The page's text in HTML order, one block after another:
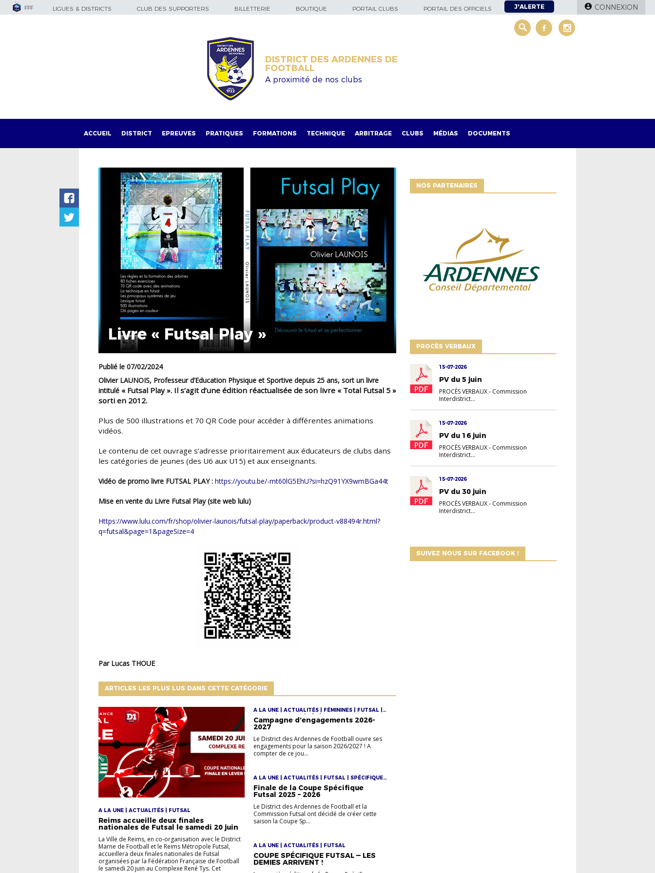
FFF LIGUES & DISTRICTS CLUB DES SUPPORTERS BILLETTERIE BOUTIQUE PORTAIL CLUBS PORTAIL DES OFFICIELS J'ALERTE CONNEXION
DISTRICT DES ARDENNES DE
FOOTBALL
A proximité de nos clubs
ACCUEIL DISTRICT EPREUVES PRATIQUES FORMATIONS TECHNIQUE ARBITRAGE CLUBS MÉDIAS DOCUMENTS
Livre « Futsal Play »
Publié le 07/02/2024
Olivier LAUNOIS, Professeur d’Education Physique et Sportive depuis 25 ans, sort un livre
intitulé « Futsal Play ». Il s’agit d’une édition réactualisée de son livre « Total Futsal 5 »
sorti en 2012.
Plus de 500 illustrations et 70 QR Code pour accéder à différentes animations
vidéos.
Le contenu de cet ouvrage s’adresse prioritairement aux éducateurs de clubs dans
les catégories de jeunes (des U6 aux U15) et aux enseignants.
Vidéo de promo livre FUTSAL PLAY : https://youtu.be/-mt60lG5EhU?si=hzQ91YX9wmBGa44t
Mise en vente du Livre Futsal Play (site web lulu)
https://www.lulu.com/fr/shop/olivier-launois/futsal-play/paperback/product-v88494r.html?
q=futsal&page=1&pageSize=4
Par Lucas THOUE
ARTICLES LES PLUS LUS DANS CETTE CATÉGORIE
A LA UNE | ACTUALITÉS | FUTSAL
Reims accueille deux finales
nationales de Futsal le samedi 20 juin
La Ville de Reims, en co‑organisation avec le District
Marne de Football et le Reims Métropole Futsal,
accueillera deux finales nationales de Futsal
organisées par la Fédération Française de Football
le samedi 20 juin au Complexe René Tys. Cet
A LA UNE | ACTUALITÉS | FÉMININES | FUTSAL |
JEUNES | SENIORS | VÉTÉRANS
Campagne d’engagements 2026-
2027
Le District des Ardennes de Football ouvre ses
engagements pour la saison 2026/2027 ! A
compter de ce jou...
A LA UNE | ACTUALITÉS | FUTSAL | SPÉCIFIQUE
FUTSAL
Finale de la Coupe Spécifique
Futsal 2025 – 2026
Le District des Ardennes de Football et la
Commission Futsal ont décidé de créer cette
saison la Coupe Sp...
A LA UNE | ACTUALITÉS | FUTSAL
COUPE SPÉCIFIQUE FUTSAL — LES
DEMIES ARRIVENT !
NOS PARTENAIRES
PROCÈS VERBAUX
15-07-2026
PV du 5 juin
PROCÈS VERBAUX- Commission
Interdistrict...
15-07-2026
PV du 16 juin
PROCÈS VERBAUX- Commission
Interdistrict...
15-07-2026
PV du 30 juin
PROCÈS VERBAUX- Commission
Interdistrict...
SUIVEZ NOUS SUR FACEBOOK !